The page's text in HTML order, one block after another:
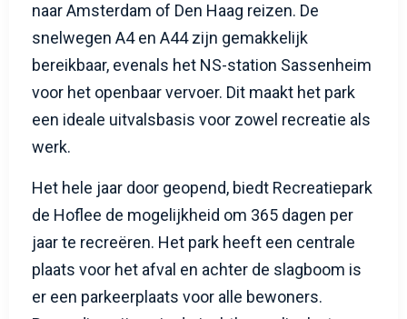
naar Amsterdam of Den Haag reizen. De
snelwegen A4 en A44 zijn gemakkelijk
bereikbaar, evenals het NS-station Sassenheim
voor het openbaar vervoer. Dit maakt het park
een ideale uitvalsbasis voor zowel recreatie als
werk.
Het hele jaar door geopend, biedt Recreatiepark
de Hoflee de mogelijkheid om 365 dagen per
jaar te recreëren. Het park heeft een centrale
plaats voor het afval en achter de slagboom is
er een parkeerplaats voor alle bewoners.